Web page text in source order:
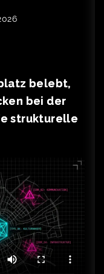
belebt,
bei der
strukturelle